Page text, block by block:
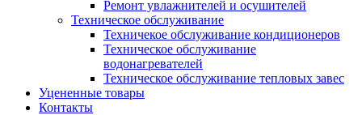
Ремонт увлажнителей и осушителей
Техническое обслуживание
Техничекое обслуживание кондиционеров
Техническое обслуживание
водонагревателей
Техническое обслуживание тепловых завес
Уцененные товары
Контакты